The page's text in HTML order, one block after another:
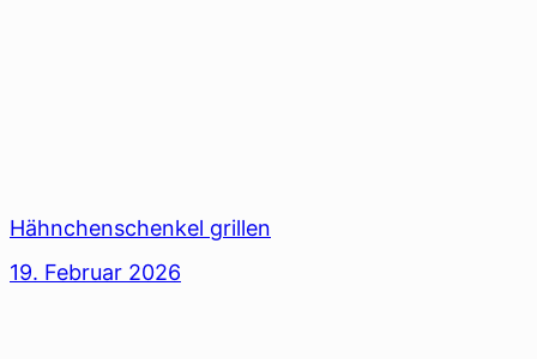
Hähnchenschenkel grillen
19. Februar 2026